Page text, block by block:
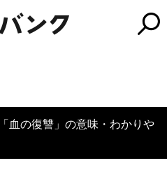
「血の復讐」の意味・わかりや